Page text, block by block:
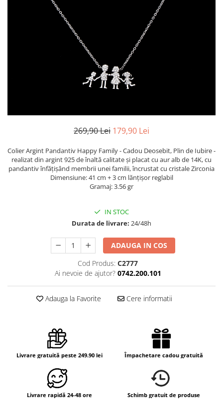
269,90 Lei 179,90 Lei
Colier Argint Pandantiv Happy Family - Cadou Deosebit, Plin de Iubire -
realizat din argint 925 de înaltă calitate și placat cu aur alb de 14K, cu
pandantiv înfățișând membrii unei familii, încrustat cu cristale Zirconia
Dimensiune: 41 cm + 3 cm lănțișor reglabil
Gramaj: 3.56 gr
IN STOC
Durata de livrare: 24/48h
ADAUGA IN COS
Cod Produs: C2777
Ai nevoie de ajutor? 0742.200.101
Adauga la Favorite Cere informatii
Livrare gratuită peste 249.90 lei Împachetare cadou gratuită
Livrare rapidă 24-48 ore Schimb gratuit de produse